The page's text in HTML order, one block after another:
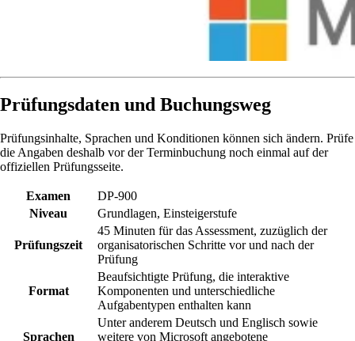
Prüfungsdaten und Buchungsweg
Prüfungsinhalte, Sprachen und Konditionen können sich ändern. Prüfe
die Angaben deshalb vor der Terminbuchung noch einmal auf der
offiziellen Prüfungsseite.
Examen
DP-900
Niveau
Grundlagen, Einsteigerstufe
Prüfungszeit
45 Minuten für das Assessment, zuzüglich der
organisatorischen Schritte vor und nach der
Prüfung
Format
Beaufsichtigte Prüfung, die interaktive
Komponenten und unterschiedliche
Aufgabentypen enthalten kann
Sprachen
Unter anderem Deutsch und Englisch sowie
weitere von Microsoft angebotene